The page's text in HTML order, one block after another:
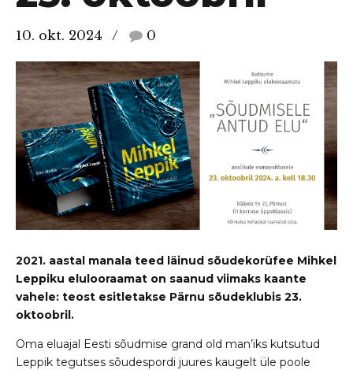
10. okt. 2024 0
2021. aastal manala teed läinud sõudekorüfee Mihkel
Leppiku elulooraamat on saanud viimaks kaante
vahele: teost esitletakse Pärnu sõudeklubis 23.
oktoobril.
Oma eluajal Eesti sõudmise grand old man’iks kutsutud
Leppik tegutses sõudespordi juures kaugelt üle poole